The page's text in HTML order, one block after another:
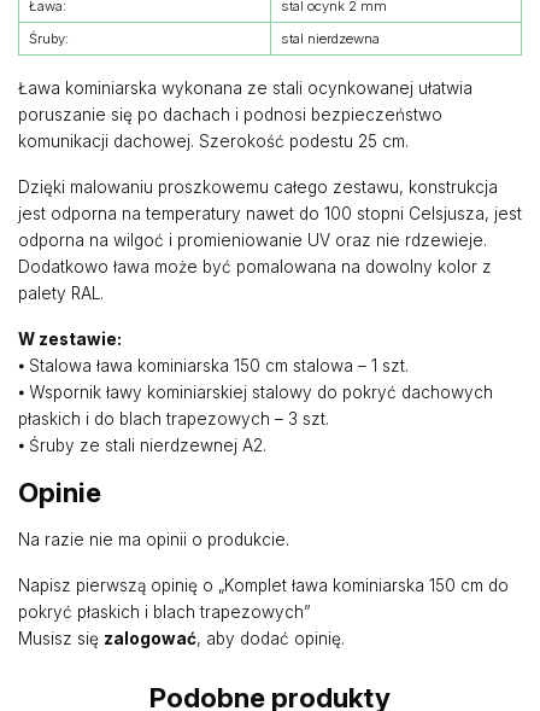
Ława:
stal ocynk 2 mm
Śruby:
stal nierdzewna
Ława kominiarska wykonana ze stali ocynkowanej ułatwia
poruszanie się po dachach i podnosi bezpieczeństwo
komunikacji dachowej. Szerokość podestu 25 cm.
Dzięki malowaniu proszkowemu całego zestawu, konstrukcja
jest odporna na temperatury nawet do 100 stopni Celsjusza, jest
odporna na wilgoć i promieniowanie UV oraz nie rdzewieje.
Dodatkowo ława może być pomalowana na dowolny kolor z
palety RAL.
W zestawie:
⦁ Stalowa ława kominiarska 150 cm stalowa – 1 szt.
⦁ Wspornik ławy kominiarskiej stalowy do pokryć dachowych
płaskich i do blach trapezowych – 3 szt.
⦁ Śruby ze stali nierdzewnej A2.
Opinie
Na razie nie ma opinii o produkcie.
Napisz pierwszą opinię o „Komplet ława kominiarska 150 cm do
pokryć płaskich i blach trapezowych”
Musisz się zalogować, aby dodać opinię.
Podobne produkty